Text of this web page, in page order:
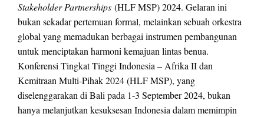
Stakeholder Partnerships (HLF MSP) 2024. Gelaran ini
bukan sekadar pertemuan formal, melainkan sebuah orkestra
global yang memadukan berbagai instrumen pembangunan
untuk menciptakan harmoni kemajuan lintas benua.
Konferensi Tingkat Tinggi Indonesia – Afrika II dan
Kemitraan Multi-Pihak 2024 (HLF MSP), yang
diselenggarakan di Bali pada 1-3 September 2024, bukan
hanya melanjutkan kesuksesan Indonesia dalam memimpin